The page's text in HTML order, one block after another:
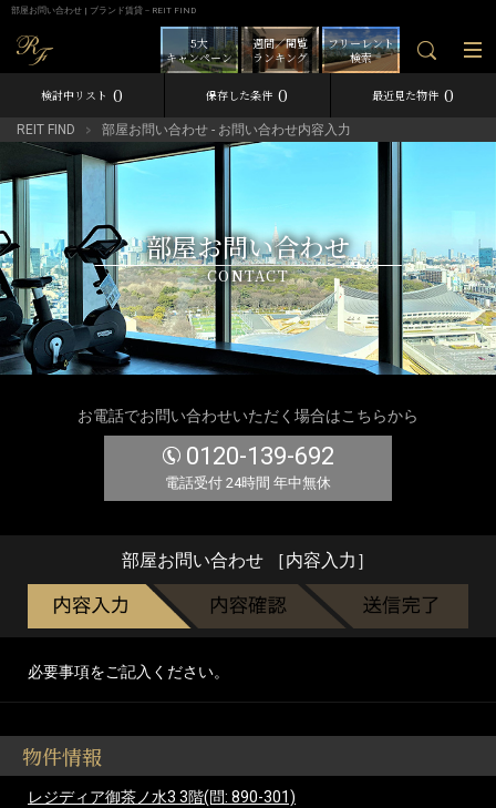
部屋お問い合わせ | ブランド賃貸－REIT FIND
フリーレント
検索
週間／閲覧
ランキング
5大
キャンペーン
検討中リスト 0 保存した条件 0 最近見た物件 0
REIT FIND 部屋お問い合わせ - お問い合わせ内容入力
部屋お問い合わせ
CONTACT
お電話でお問い合わせいただく場合はこちらから
0120-139-692
電話受付 24時間 年中無休
部屋お問い合わせ ［内容入力］
必要事項をご記入ください。
物件情報
レジディア御茶ノ水3 3階(問: 890-301)